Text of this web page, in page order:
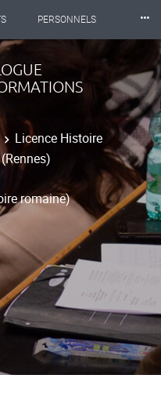
PERSONNELS
BIBLIOTHÈQUES
⸱⸱⸱
Licence Histoire
romaine)